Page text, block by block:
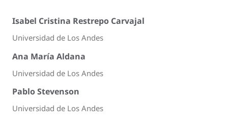
Isabel Cristina Restrepo Carvajal
Universidad de Los Andes
Ana María Aldana
Universidad de Los Andes
Pablo Stevenson
Universidad de Los Andes